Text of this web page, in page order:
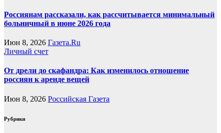
Россиянам рассказали, как рассчитывается минимальный
больничный в июне 2026 года
Июн 8, 2026 Газета.Ru
Личный счет
От дрели до скафандра: Как изменилось отношение
россиян к аренде вещей
Июн 8, 2026 Российская Газета
Рубрики